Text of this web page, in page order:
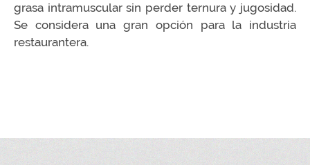
grasa intramuscular sin perder ternura y jugosidad.
Se considera una gran opción para la industria
restaurantera.